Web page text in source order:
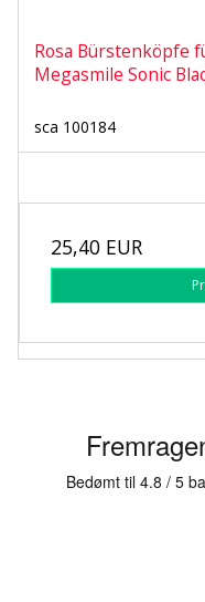
Rosa Bürstenköpfe
Megasmile Sonic
sca 100184
25,40 EUR